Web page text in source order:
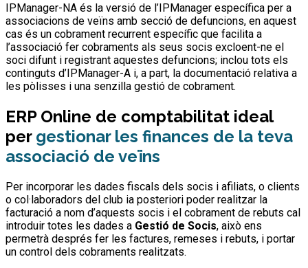
IPManager-NA és la versió de l’IPManager específica per a
associacions de veïns amb secció de defuncions, en aquest
cas és un cobrament recurrent específic que facilita a
l’associació fer cobraments als seus socis excloent-ne el
soci difunt i registrant aquestes defuncions; inclou tots els
continguts d’IPManager-A i, a part, la documentació relativa a
les pòlisses i una senzilla gestió de cobrament.
ERP Online de comptabilitat ideal
per gestionar les finances de la teva
associació de veïns
Per incorporar les dades fiscals dels socis i afiliats, o clients
o col·laboradors del club ia posteriori poder realitzar la
facturació a nom d’aquests socis i el cobrament de rebuts cal
introduir totes les dades a Gestió de Socis, això ens
permetrà després fer les factures, remeses i rebuts, i portar
un control dels cobraments realitzats.